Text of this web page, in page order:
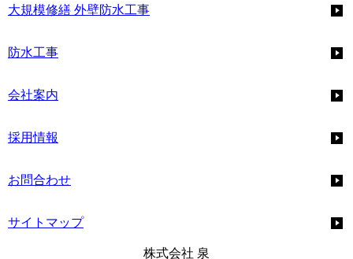
大規模修繕 外壁防水工事
防水工事
会社案内
採用情報
お問合わせ
サイトマップ
株式会社 泉